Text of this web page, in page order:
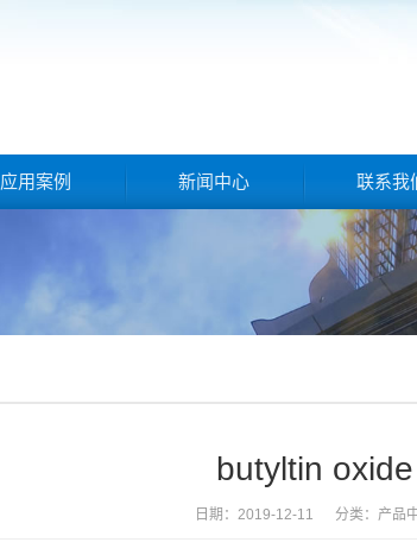
应用案例 新闻中心 联系我
butyltin oxide
日期：2019-12-11 分类： 产品